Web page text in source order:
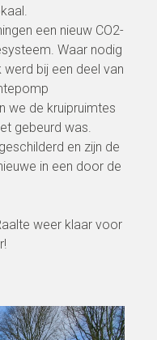
een nieuw CO2-
Waar nodig
bij een deel van
we de kruipruimtes
gebeurd was.
en zijn de
in een door de
weer klaar voor